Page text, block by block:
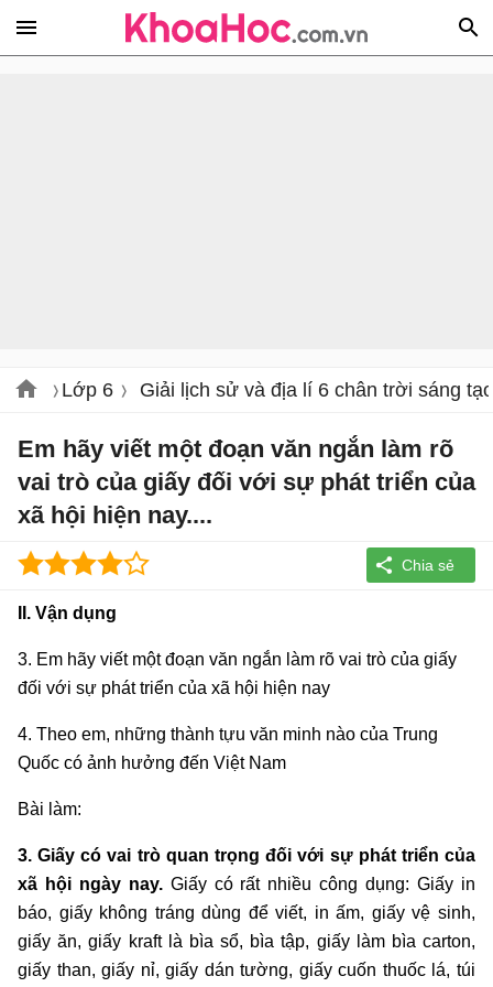
Lớp 6 Giải lịch sử và địa lí 6 chân trời sáng tạo
Em hãy viết một đoạn văn ngắn làm rõ
vai trò của giấy đối với sự phát triển của
xã hội hiện nay....
II. Vận dụng
3. Em hãy viết một đoạn văn ngắn làm rõ vai trò của giấy
đối với sự phát triển của xã hội hiện nay
4. Theo em, những thành tựu văn minh nào của Trung
Quốc có ảnh hưởng đến Việt Nam
Bài làm:
3. Giấy có vai trò quan trọng đối với sự phát triển của
xã hội ngày nay.Giấy có rất nhiều công dụng: Giấy in
báo, giấy không tráng dùng để viết, in ấm, giấy vệ sinh,
giấy ăn, giấy kraft là bìa sổ, bìa tập, giấy làm bìa carton,
giấy than, giấy nỉ, giấy dán tường, giấy cuốn thuốc lá, túi